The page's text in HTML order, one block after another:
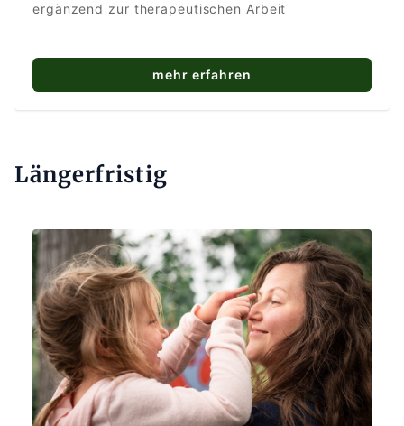
ergänzend zur therapeutischen Arbeit
mehr erfahren
Längerfristig